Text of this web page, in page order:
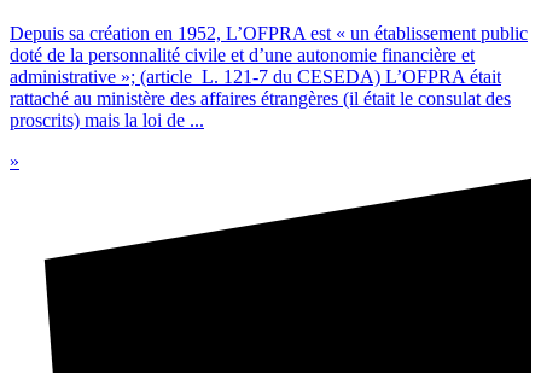
Depuis sa création en 1952, L’OFPRA est « un établissement public
doté de la personnalité civile et d’une autonomie financière et
administrative »; (article L. 121-7 du CESEDA) L’OFPRA était
rattaché au ministère des affaires étrangères (il était le consulat des
proscrits) mais la loi de ...
»